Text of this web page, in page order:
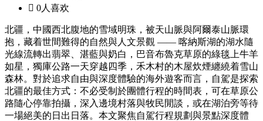
 0人喜欢
北疆，中國西北腹地的雪域明珠，被天山脈與阿爾泰山脈環
抱，藏着世間難得的自然與人文景觀 —— 喀納斯湖的湖水隨
光線流轉出翡翠、湛藍與奶白，巴音布魯克草原的綠毯上牛羊
如星，獨庫公路一天穿越四季，禾木村的木屋炊煙纏繞着雪山
森林。對於追求自由與深度體驗的海外遊客而言，自駕是探索
北疆的最佳方式：不必受制於團體行程的時間表，可在草原公
路隨心停靠拍攝，深入邊境村落與牧民閒談，或在湖泊旁等待
一場絕美的日出日落。本文聚焦自駕行程規劃與景點深度體